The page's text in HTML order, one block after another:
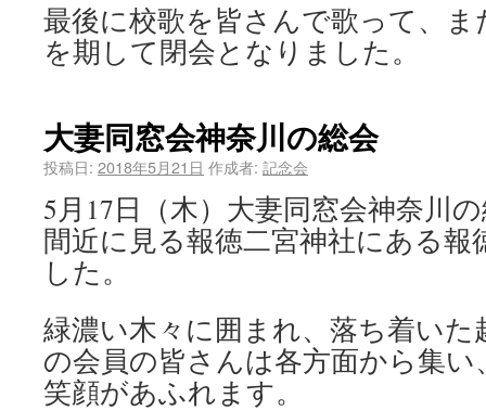
最後に校歌を皆さんで歌って、ま
を期して閉会となりました。
大妻同窓会神奈川の総会
投稿日: 2018年5月21日 作成者: 記念会
5月17日（木）大妻同窓会神奈川
間近に見る報徳二宮神社にある報
した。
緑濃い木々に囲まれ、落ち着いた
の会員の皆さんは各方面から集
笑顔があふれます。